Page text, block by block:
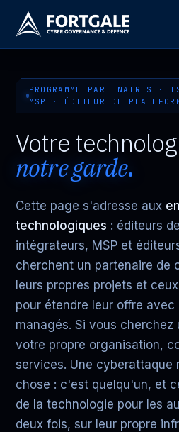
PROGRAMME PARTENAIRES ·
MSP · ÉDITEUR DE
Votre
notre garde.
Cette page s'adresse aux
technologiques : éditeurs
intégrateurs, MSP et
cherchent un partenaire de
leurs propres projets et
pour étendre leur offre avec
managés. Si vous
votre propre organisation,
services. Une cyberattaque
chose : c'est quelqu'un, et
de la technologie pour les
deux fois, sur leur propre